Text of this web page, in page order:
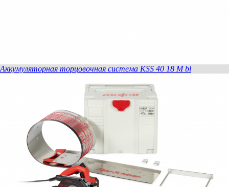
Аккумуляторная торцовочная система KSS 40 18 M bl